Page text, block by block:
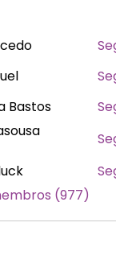
Bastos
(977)